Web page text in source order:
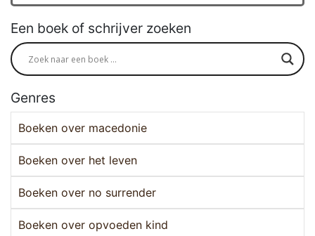
Een boek of schrijver zoeken
Genres
Boeken over macedonie
Boeken over het leven
Boeken over no surrender
Boeken over opvoeden kind